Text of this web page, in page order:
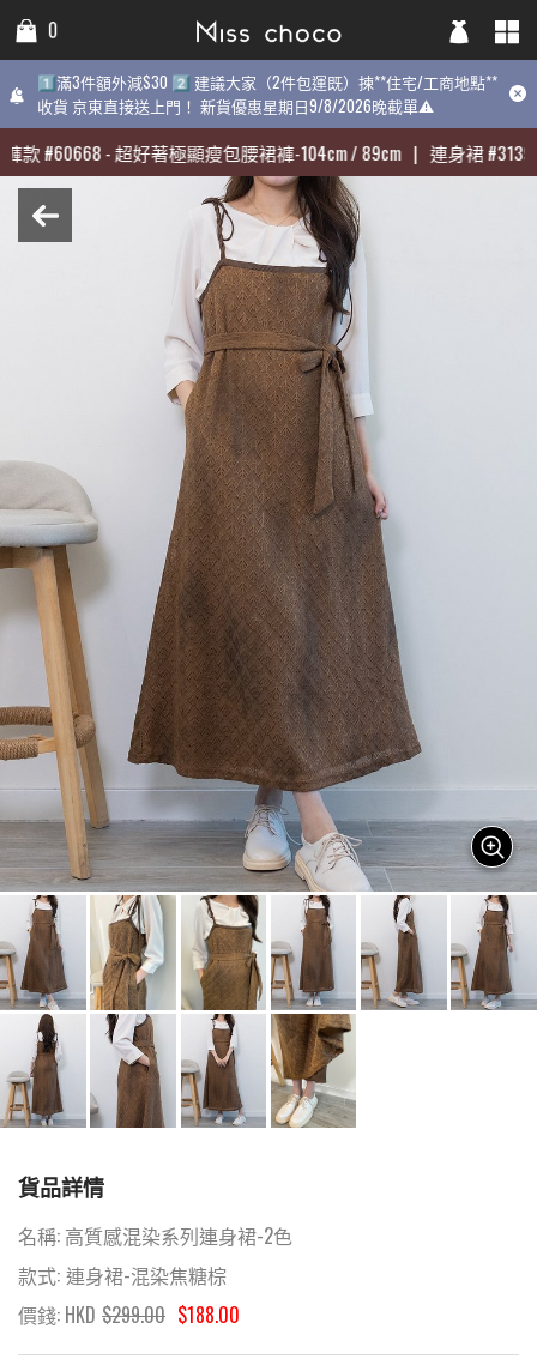
0
1️⃣滿3件額外減$30 2️⃣ 建議大家（2件包運既）揀**住宅/工商地點**
收貨 京東直接送上門！ 新貨優惠星期日9/8/2026晚截單⚠️
款#60668-超好著極顯瘦包腰裙褲-104cm / 89cm | 連身裙#31398
0
1️⃣滿3件額外減$30 2️⃣ 建議大家（2件包運既）揀**住宅/工商地點**
收貨 京東直接送上門！ 新貨優惠星期日9/8/2026晚截單⚠️
款#60668-超好著極顯瘦包腰裙褲-104cm / 89cm | 連身裙#31398
1️⃣滿3件額外減$30 2️⃣ 建議大家（2件包運既）揀**住宅/工商地點**
9/8/2026晚截單⚠️
熱賣: 褲款#60668-超好著極顯瘦包腰裙褲-104cm / 89cm | 連身裙
貨品詳情
名稱: 高質感混染系列連身裙-2色
款式: 連身裙-混染焦糖棕
價錢: HKD $299.00 $188.00